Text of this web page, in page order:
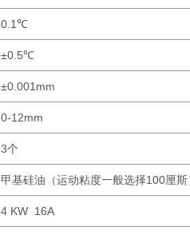
0.1℃
±0.5℃
±0.001mm
0-12mm
3个
甲基硅油（运动粘度一般选择100厘
4 KW 16A